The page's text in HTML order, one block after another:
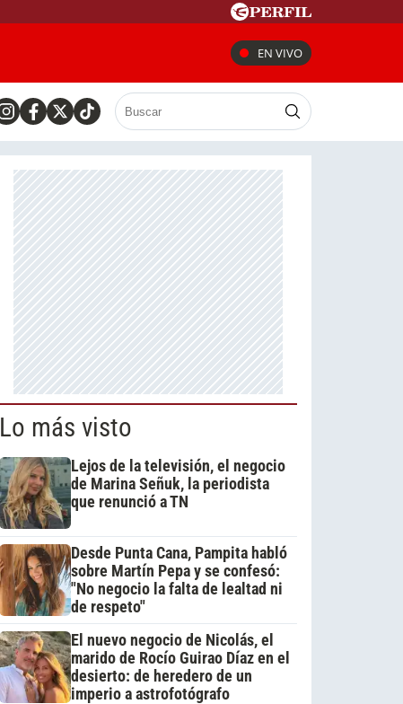
EN VIVO
Lo más visto
Lejos de la televisión, el negocio
de Marina Señuk, la periodista
que renunció a TN
Desde Punta Cana, Pampita habló
sobre Martín Pepa y se confesó:
"No negocio la falta de lealtad ni
de respeto"
El nuevo negocio de Nicolás, el
marido de Rocío Guirao Díaz en el
desierto: de heredero de un
imperio a astrofotógrafo